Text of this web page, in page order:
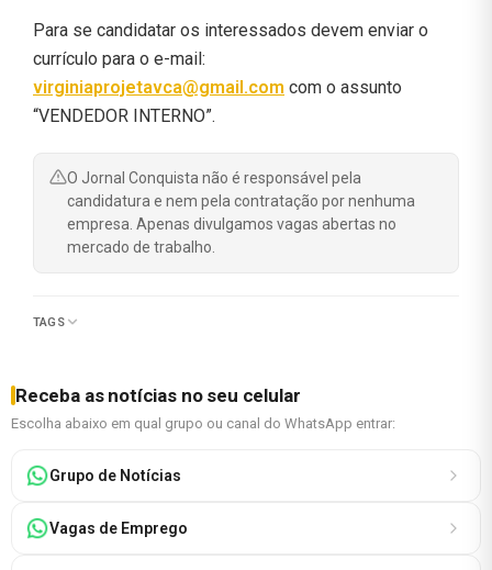
Para se candidatar os interessados devem enviar o
currículo para o e-mail:
virginiaprojetavca@gmail.com com o assunto
“VENDEDOR INTERNO”.
O Jornal Conquista não é responsável pela
candidatura e nem pela contratação por nenhuma
empresa. Apenas divulgamos vagas abertas no
mercado de trabalho.
TAGS
Receba as notícias no seu celular
Escolha abaixo em qual grupo ou canal do WhatsApp entrar:
Grupo de Notícias
Vagas de Emprego